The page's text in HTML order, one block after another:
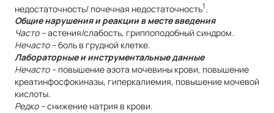
недостаточность/ почечная недостаточность1.
Общие нарушения и реакции в месте введения
Часто –астения/слабость, гриппоподобный синдром.
Нечасто –боль в грудной клетке.
Лабораторные и инструментальные данные
Нечасто – повышение азота мочевины крови, повышение
креатинфосфокиназы, гиперкалиемия, повышение мочевой
кислоты.
Редко –снижение натрия в крови.